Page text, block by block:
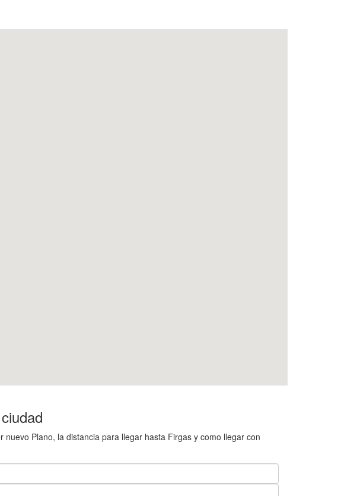
Plano, la distancia para llegar hasta Firgas y como llegar con